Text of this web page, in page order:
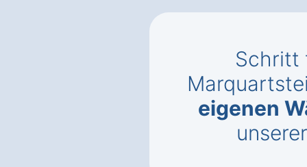
Schritt
eigenen